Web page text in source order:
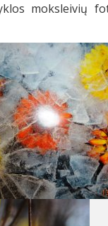
moksleivių